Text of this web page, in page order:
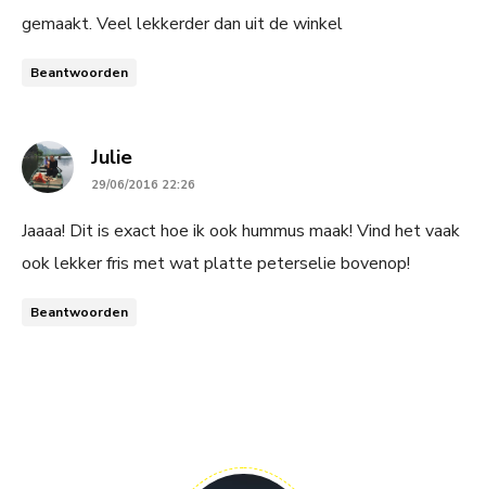
gemaakt. Veel lekkerder dan uit de winkel
Beantwoorden
Juliesays:
29/06/2016 22:26
Jaaaa! Dit is exact hoe ik ook hummus maak! Vind het vaak
ook lekker fris met wat platte peterselie bovenop!
Beantwoorden